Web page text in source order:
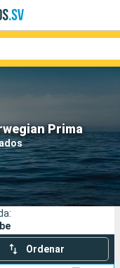
Prima
Compañías
Ordenar